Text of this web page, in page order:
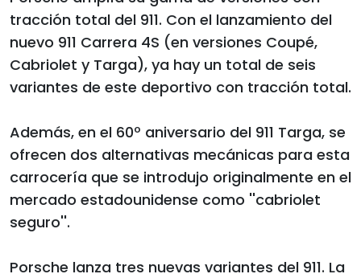
tracción total del 911. Con el lanzamiento del
nuevo 911 Carrera 4S (en versiones Coupé,
Cabriolet y Targa), ya hay un total de seis
variantes de este deportivo con tracción total.
Además, en el 60º aniversario del 911 Targa, se
ofrecen dos alternativas mecánicas para esta
carrocería que se introdujo originalmente en el
mercado estadounidense como ''cabriolet
seguro''.
Porsche lanza tres nuevas variantes del 911. La